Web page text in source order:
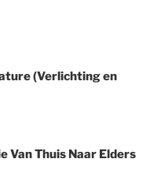
(Verlichting en
Van Thuis Naar Elders